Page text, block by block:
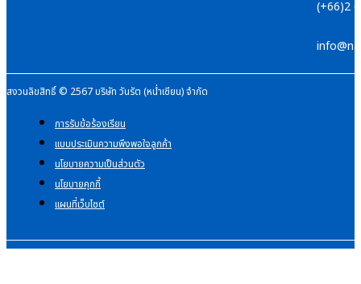
(+66)2
สงวนลิขสิทธิ์ © 2567 บริษัท วันรัต (หน่ำเซียน) จำกัด
การรับข้อร้องเรียน
แบบประเมินความพึงพอใจลูกค้า
นโยบายความเป็นส่วนตัว
นโยบายคุกกี้
แผนที่เว็บไซต์